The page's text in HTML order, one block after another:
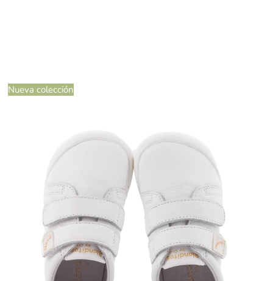
Nueva colección